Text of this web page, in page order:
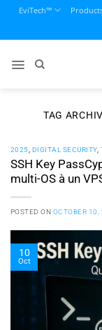
content
EviTech™
TAG
2025 DIGITAL SECURITY,
SSH Key
multi-OS à un
POSTED ON OCTOBER 10,
10
Oct